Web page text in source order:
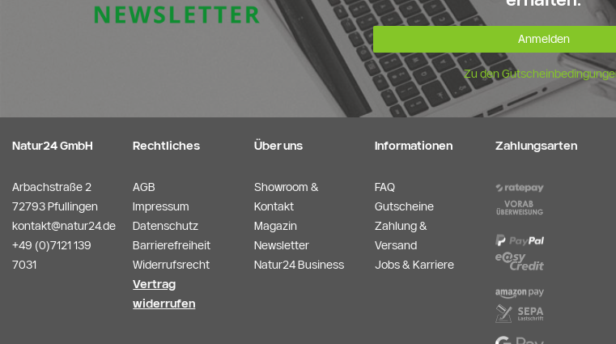
Anmelden
Zu den
Natur24 GmbH
Arbachstraße 2
72793 Pfullingen
kontakt@natur24.de
+49 (0)7121 139
7031
Rechtliches
AGB
Impressum
Datenschutz
Barrierefreiheit
Widerrufsrecht
Vertrag
widerrufen
Über uns
Showroom &
Kontakt
Magazin
Newsletter
Natur24 Business
Informationen
FAQ
Gutscheine
Zahlung &
Versand
Jobs & Karriere
Zahlungsarten